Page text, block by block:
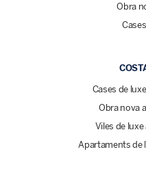
Obra
Cases de
Obra nova
Viles de luxe
Apartaments de